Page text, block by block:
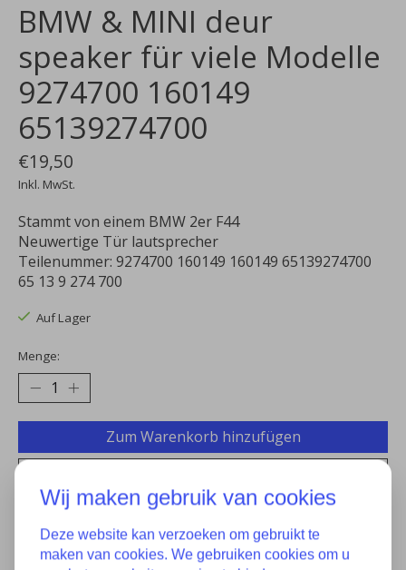
BMW & MINI deur
speaker für viele Modelle
9274700 160149
65139274700
€19,50
Inkl. MwSt.
Stammt von einem BMW 2er F44
Neuwertige Tür lautsprecher
Teilenummer: 9274700 160149 160149 65139274700
65 13 9 274 700
Auf Lager
Menge:
Zum Warenkorb hinzufügen
Zum Vergleich hinzufügen
Wij maken gebruik van cookies
Deze website kan verzoeken om gebruikt te
maken van cookies. We gebruiken cookies om u